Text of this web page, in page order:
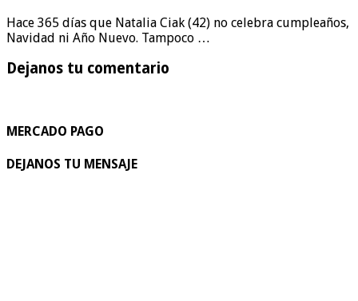
Hace 365 días que Natalia Ciak (42) no celebra cumpleaños,
Navidad ni Año Nuevo. Tampoco …
Dejanos tu comentario
MERCADO PAGO
DEJANOS TU MENSAJE